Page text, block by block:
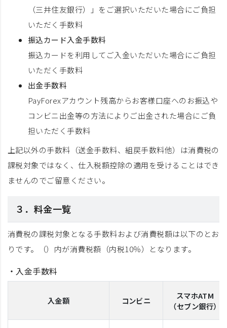
（三井住友銀行）」をご選択いただいた場合にご負担
いただく手数料
振込カード入金手数料
振込カードを利用してご入金いただいた場合にご負担
いただく手数料
出金手数料
PayForexアカウント残高からお客様口座へのお振込や
コンビニ出金等の方法によりご出金された場合にご負
担いただく手数料
上記以外の手数料（送金手数料、組戻手数料他）は消費税の
課税対象ではなく、仕入税額控除の適用を受けることはでき
ませんのでご留意ください。
３．料金一覧
消費税の課税対象となる手数料および消費税額は以下のとお
りです。（）内が消費税額（内税10％）となります。
・入金手数料
入金額 コンビニ
スマホATM
（セブン銀行）